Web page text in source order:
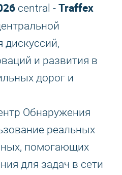
central - Traffex
и развития в
дорог и
Обнаружения
реальных
помогающих
для задач в сети